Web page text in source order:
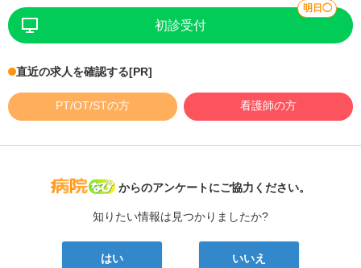
初診受付
明日◯
直近の求人を確認する[PR]
PT/OT/STの方 看護師の方
病院なび
からのアンケートにご協力ください。
知りたい情報は見つかりましたか?
はい いいえ